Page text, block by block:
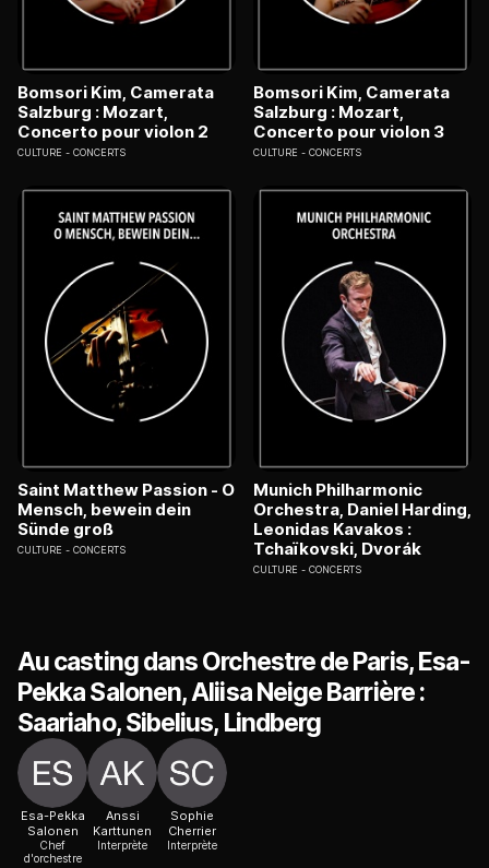
Bomsori Kim, Camerata
Salzburg : Mozart,
Concerto pour violon 2
CULTURE CONCERTS
Bomsori Kim, Camerata
Salzburg : Mozart,
Concerto pour violon 3
CULTURE CONCERTS
Saint Matthew Passion - O
Mensch, bewein dein
Sünde groß
CULTURE CONCERTS
Munich Philharmonic
Orchestra, Daniel Harding,
Leonidas Kavakos :
Tchaïkovski, Dvorák
CULTURE CONCERTS
Au casting dans Orchestre de Paris, Esa-
Pekka Salonen, Aliisa Neige Barrière :
Saariaho, Sibelius, Lindberg
Esa-Pekka
Salonen
Chef
d'orchestre
Anssi
Karttunen
Interprète
Sophie
Cherrier
Interprète